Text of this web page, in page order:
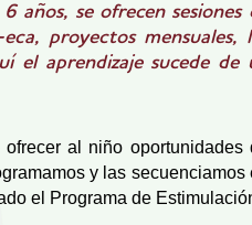
años, se ofrecen sesiones
proyectos mensuales,
el aprendizaje sucede de
al niño oportunidades
y las secuenciamos
el Programa de